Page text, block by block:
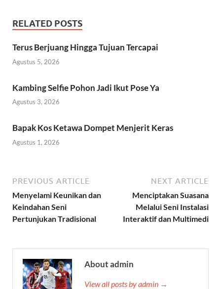
RELATED POSTS
Terus Berjuang Hingga Tujuan Tercapai
Agustus 5, 2026
Kambing Selfie Pohon Jadi Ikut Pose Ya
Agustus 3, 2026
Bapak Kos Ketawa Dompet Menjerit Keras
Agustus 1, 2026
PREVIOUS ARTICLE
Menyelami Keunikan dan
Keindahan Seni
Pertunjukan Tradisional
NEXT ARTICLE
Menciptakan Suasana
Melalui Seni Instalasi
Interaktif dan Multimedi
About admin
View all posts by admin →